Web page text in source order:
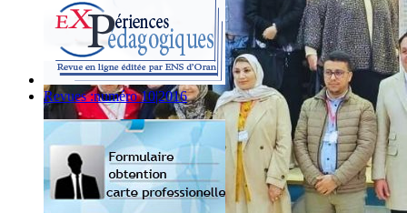
Revues :numéro 10|2016